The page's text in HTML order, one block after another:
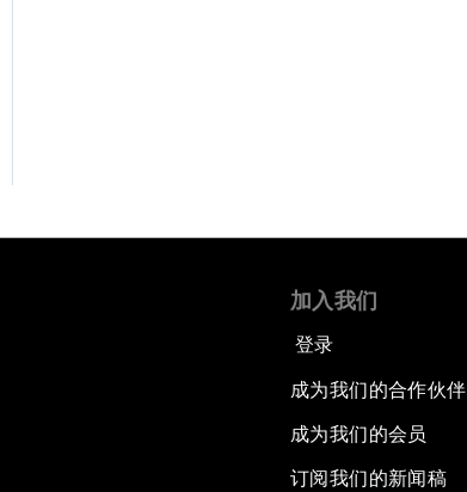
加入我们
登录
成为我们的合作伙伴
成为我们的会员
订阅我们的新闻稿